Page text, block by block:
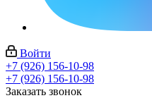
Войти
+7 (926) 156-10-98
+7 (926) 156-10-98
Заказать звонок